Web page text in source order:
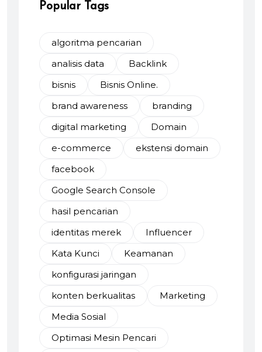
Popular Tags
algoritma pencarian
analisis data
Backlink
bisnis
Bisnis Online.
brand awareness
branding
digital marketing
Domain
e-commerce
ekstensi domain
facebook
Google Search Console
hasil pencarian
identitas merek
Influencer
Kata Kunci
Keamanan
konfigurasi jaringan
konten berkualitas
Marketing
Media Sosial
Optimasi Mesin Pencari